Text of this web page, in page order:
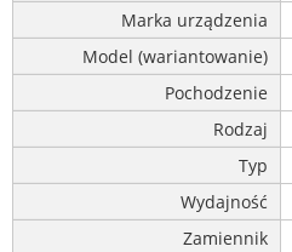
Marka urządzenia
Model (wariantowanie)
Pochodzenie
Rodzaj
Typ
Wydajność
Zamiennik